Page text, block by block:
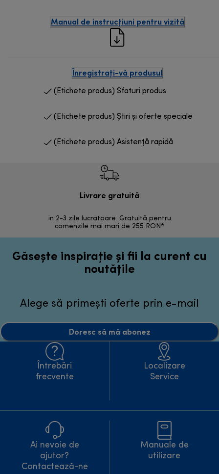
Manual de instrucțiuni pentru vizită
Înregistrați-vă produsul
(Etichete produs) Sfaturi produs
(Etichete produs) Știri și oferte speciale
(Etichete produs) Asistență rapidă
Livrare gratuită
in 2-3 zile lucratoare. Gratuită pentru
comenzile mai mari de 255 RON*
Găsește inspirație și fii la curent cu
noutățile
Alege să primești oferte prin e-mail
Doresc să mă abonez
Întrebări
frecvente
Localizare
Service
Ai nevoie de
ajutor?
Contactează-ne
Manuale de
utilizare